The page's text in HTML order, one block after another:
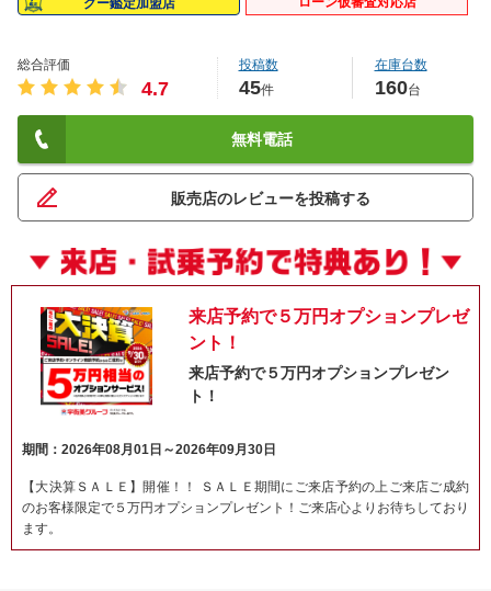
グー鑑定加盟店
総合評価
4.7
投稿数
45件
在庫台数
160台
無料電話
販売店のレビューを投稿する
来店予約で５万円オプションプレゼ
ント！
来店予約で５万円オプションプレゼン
ト！
期間：2026年08月01日～2026年09月30日
【大決算ＳＡＬＥ】開催！！ ＳＡＬＥ期間にご来店予約の上ご来店ご成約
のお客様限定で５万円オプションプレゼント！ご来店心よりお待ちしており
ます。